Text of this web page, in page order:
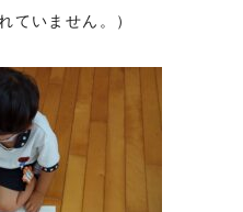
ていません。）